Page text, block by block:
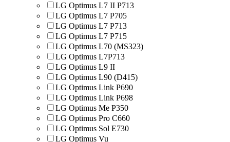
LG Optimus L7 II P713
LG Optimus L7 P705
LG Optimus L7 P713
LG Optimus L7 P715
LG Optimus L70 (MS323)
LG Optimus L7P713
LG Optimus L9 II
LG Optimus L90 (D415)
LG Optimus Link P690
LG Optimus Link P698
LG Optimus Me P350
LG Optimus Pro C660
LG Optimus Sol E730
LG Optimus Vu